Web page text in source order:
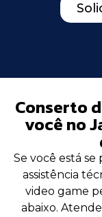
Conserto
você no
Se você está
assistência
video game
abaixo.